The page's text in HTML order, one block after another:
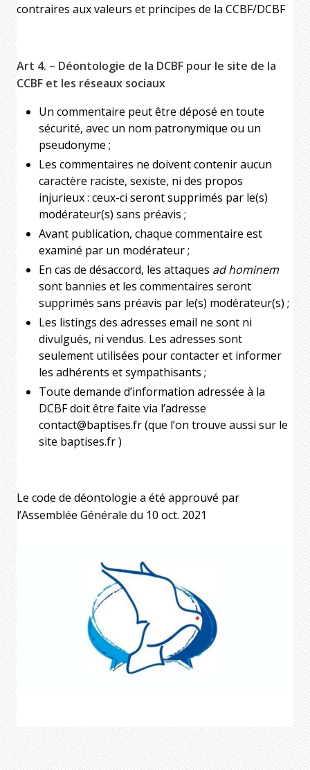
contraires aux valeurs et principes de la CCBF/DCBF
Art 4. – Déontologie de la DCBF pour le site de la
CCBF et les réseaux sociaux
Un commentaire peut être déposé en toute
sécurité, avec un nom patronymique ou un
pseudonyme ;
Les commentaires ne doivent contenir aucun
caractère raciste, sexiste, ni des propos
injurieux : ceux-ci seront supprimés par le(s)
modérateur(s) sans préavis ;
Avant publication, chaque commentaire est
examiné par un modérateur ;
En cas de désaccord, les attaques ad hominem
sont bannies et les commentaires seront
supprimés sans préavis par le(s) modérateur(s) ;
Les listings des adresses email ne sont ni
divulgués, ni vendus. Les adresses sont
seulement utilisées pour contacter et informer
les adhérents et sympathisants ;
Toute demande d’information adressée à la
DCBF doit être faite via l’adresse
contact@baptises.fr (que l’on trouve aussi sur le
site baptises.fr )
Le code de déontologie a été approuvé par
l’Assemblée Générale du 10 oct. 2021
Image